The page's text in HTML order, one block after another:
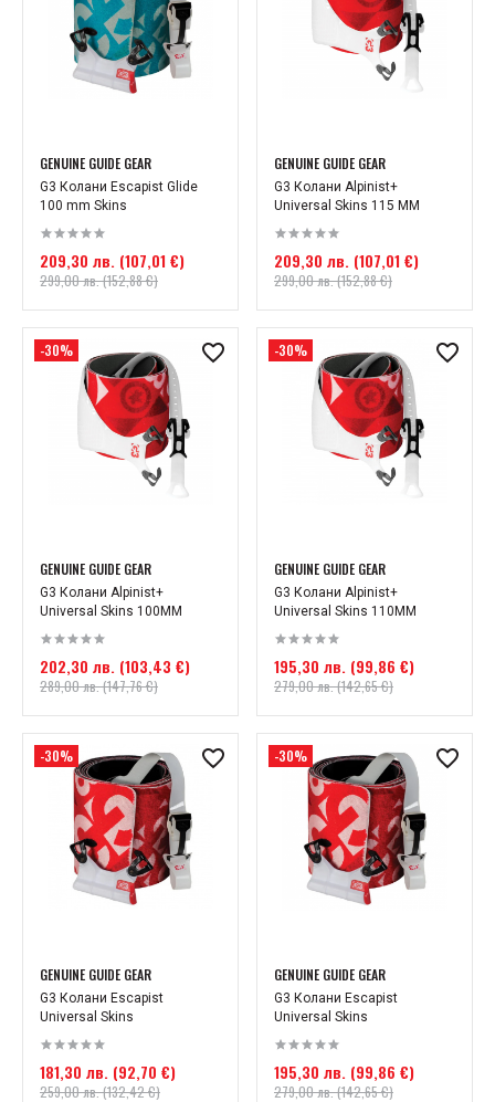
GENUINE GUIDE GEAR
G3 Колани Escapist Glide
100 mm Skins
209,30 лв. (107,01 €)
299,00 лв. (152,88 €)
GENUINE GUIDE GEAR
G3 Колани Alpinist+
Universal Skins 115 MM
209,30 лв. (107,01 €)
299,00 лв. (152,88 €)
-30%
GENUINE GUIDE GEAR
G3 Колани Alpinist+
Universal Skins 100MM
202,30 лв. (103,43 €)
289,00 лв. (147,76 €)
-30%
GENUINE GUIDE GEAR
G3 Колани Alpinist+
Universal Skins 110MM
195,30 лв. (99,86 €)
279,00 лв. (142,65 €)
-30%
GENUINE GUIDE GEAR
G3 Колани Escapist
Universal Skins
181,30 лв. (92,70 €)
259,00 лв. (132,42 €)
-30%
GENUINE GUIDE GEAR
G3 Колани Escapist
Universal Skins
195,30 лв. (99,86 €)
279,00 лв. (142,65 €)